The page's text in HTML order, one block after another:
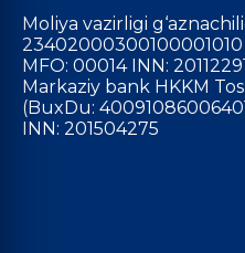
Moliya vazirligi
23402000300100001010
MFO: 00014 INN:
Markaziy bank HKKM
(BuxDu:
INN: 201504275